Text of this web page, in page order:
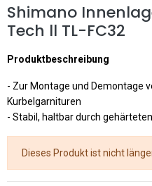
Shimano
Tech ll TL-FC32
Produktbeschreibung
- Zur Montage und Demontage
Kurbelgarnituren
- Stabil, haltbar durch
Dieses Produkt ist nicht